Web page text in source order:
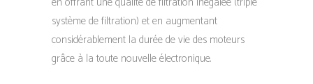
système de filtration) et en augmentant
considérablement la durée de vie des moteurs
grâce à la toute nouvelle électronique.